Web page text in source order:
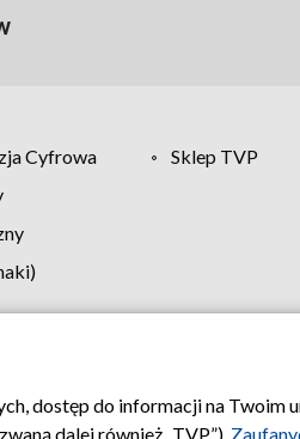
Cyfrowa
Sklep TVP
Kontakt
dostęp do informacji na Twoim
dalej również „TVP”),